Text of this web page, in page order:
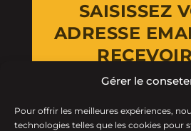
Gérer le
Pour offrir les meilleures expériences,
technologies telles que les cookies pour
SAISISSEZ
ADRESSE
Email